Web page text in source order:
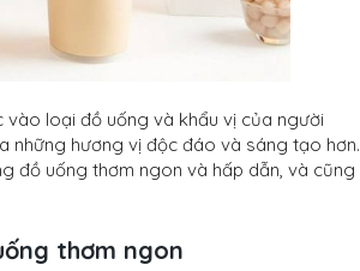
loại đồ uống và khẩu vị của người
những hương vị độc đáo và sáng tạo hơn.
đồ uống thơm ngon và hấp dẫn, và cũng
thơm ngon